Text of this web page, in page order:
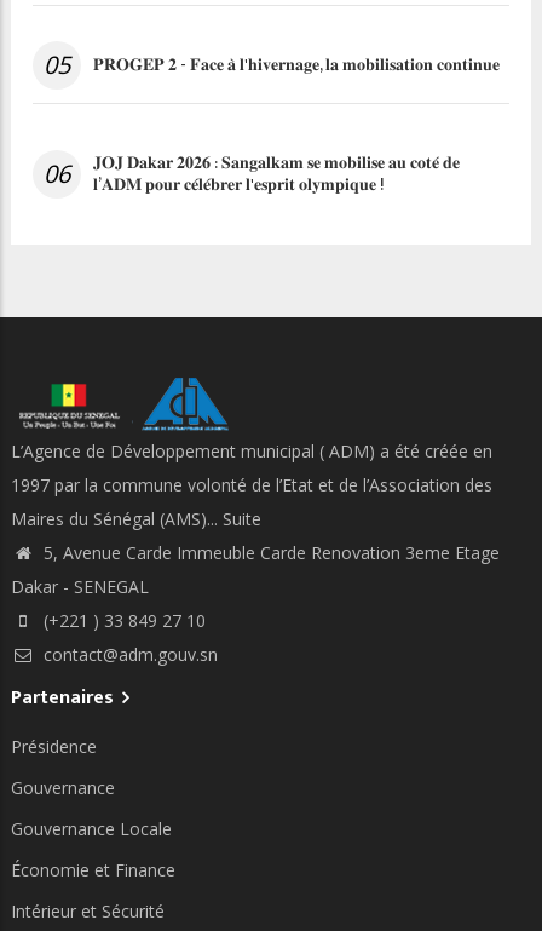
05 𝐏𝐑𝐎𝐆𝐄𝐏 𝟐 - 𝐅𝐚𝐜𝐞 𝐚̀ 𝐥'𝐡𝐢𝐯𝐞𝐫𝐧𝐚𝐠𝐞, 𝐥𝐚 𝐦𝐨𝐛𝐢𝐥𝐢𝐬𝐚𝐭𝐢𝐨𝐧 𝐜𝐨𝐧𝐭𝐢𝐧𝐮𝐞
06 𝐉𝐎𝐉 𝐃𝐚𝐤𝐚𝐫 𝟐𝟎𝟐𝟔 : 𝐒𝐚𝐧𝐠𝐚𝐥𝐤𝐚𝐦 𝐬𝐞 𝐦𝐨𝐛𝐢𝐥𝐢𝐬𝐞 𝐚𝐮 𝐜𝐨𝐭𝐞́ 𝐝𝐞
𝐥’𝐀𝐃𝐌 𝐩𝐨𝐮𝐫 𝐜𝐞́𝐥𝐞́𝐛𝐫𝐞𝐫 𝐥'𝐞𝐬𝐩𝐫𝐢𝐭 𝐨𝐥𝐲𝐦𝐩𝐢𝐪𝐮𝐞 !
L’Agence de Développement municipal ( ADM) a été créée en
1997 par la commune volonté de l’Etat et de l’Association des
Maires du Sénégal (AMS)... Suite
5, Avenue Carde Immeuble Carde Renovation 3eme Etage
Dakar - SENEGAL
(+221 ) 33 849 27 10
contact@adm.gouv.sn
Partenaires
Présidence
Gouvernance
Gouvernance Locale
Économie et Finance
Intérieur et Sécurité